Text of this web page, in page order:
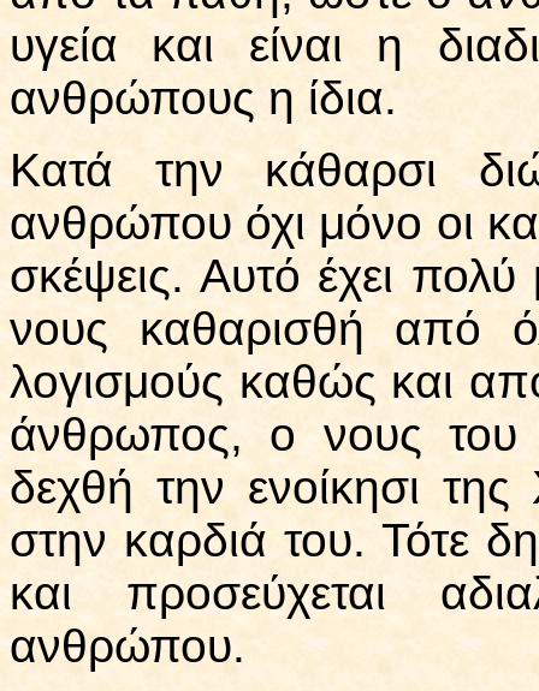
υγεία και είναι η
ανθρώπους η ίδια.
Κατά την κάθαρσι
ανθρώπου όχι μόνο οι
σκέψεις. Αυτό έχει
νους καθαρισθή από
λογισμούς καθώς και
άνθρωπος, ο νους του
δεχθή την ενοίκησι
στην καρδιά του. Τότε
και προσεύχεται
ανθρώπου.